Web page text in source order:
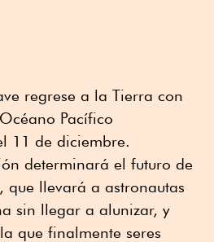
regrese a la Tierra con
Pacífico
11 de diciembre.
determinará el futuro de
que llevará a astronautas
sin llegar a alunizar, y
que finalmente seres